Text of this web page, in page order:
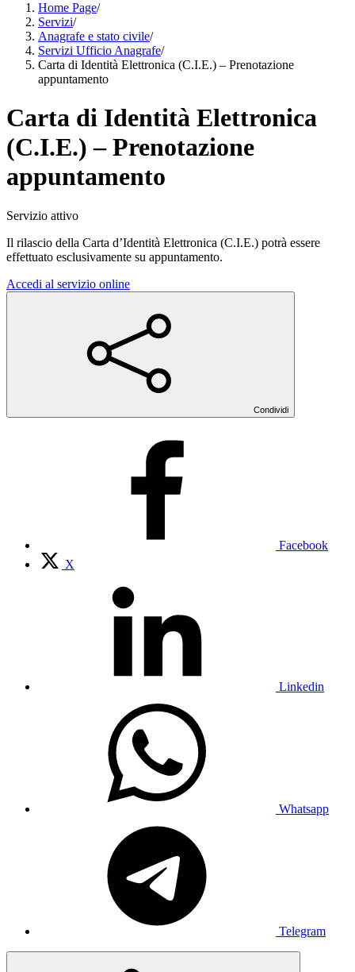
Home Page/
Servizi/
Anagrafe e stato civile/
Servizi Ufficio Anagrafe/
Carta di Identità Elettronica (C.I.E.) – Prenotazione
appuntamento
Carta di Identità Elettronica
(C.I.E.) – Prenotazione
appuntamento
Servizio attivo
Il rilascio della Carta d’Identità Elettronica (C.I.E.) potrà essere
effettuato esclusivamente su appuntamento.
Accedi al servizio online
Condividi
Facebook
X
Linkedin
Whatsapp
Telegram